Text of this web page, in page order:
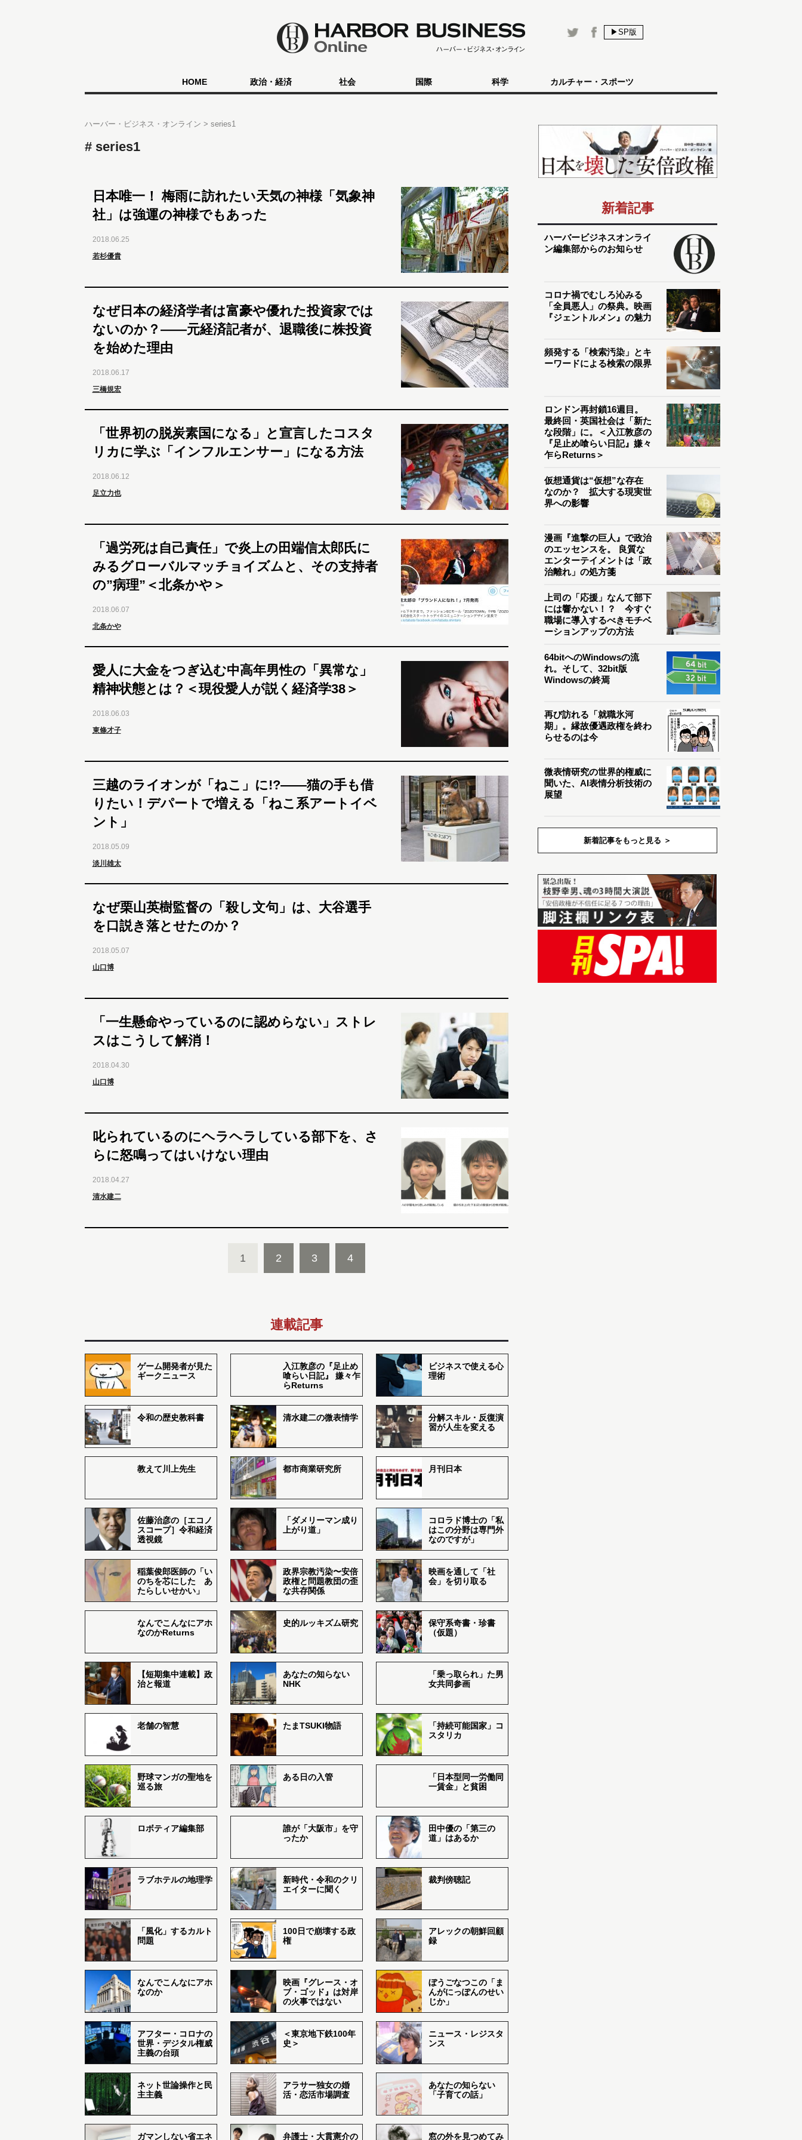
▶SP版
HOME 政治・経済 社会 国際 科学 カルチャー・スポーツ
ハーバー・ビジネス・オンライン series1
series1
日本唯一！ 梅雨に訪れたい天気の神様「気象神
社」は強運の神様でもあった
2018.06.25
若杉優貴
なぜ日本の経済学者は富豪や優れた投資家では
ないのか？――元経済記者が、退職後に株投資
を始めた理由
2018.06.17
三橋規宏
「世界初の脱炭素国になる」と宣言したコスタ
リカに学ぶ「インフルエンサー」になる方法
2018.06.12
足立力也
「過労死は自己責任」で炎上の田端信太郎氏に
みるグローバルマッチョイズムと、その支持者
の”病理”＜北条かや＞
2018.06.07
北条かや
愛人に大金をつぎ込む中高年男性の「異常な」
精神状態とは？＜現役愛人が説く経済学38＞
2018.06.03
東條才子
三越のライオンが「ねこ」に!?――猫の手も借
りたい！デパートで増える「ねこ系アートイベ
ント」
2018.05.09
淡川雄太
なぜ栗山英樹監督の「殺し文句」は、大谷選手
を口説き落とせたのか？
2018.05.07
山口博
「一生懸命やっているのに認めらない」ストレ
スはこうして解消！
2018.04.30
山口博
叱られているのにヘラヘラしている部下を、さ
らに怒鳴ってはいけない理由
2018.04.27
清水建二
1 2 3 4
連載記事
ゲーム開発者が見た
ギークニュース
入江敦彦の『足止め
喰らい日記』 嫌々乍
らReturns
ビジネスで使える心
理術
令和の歴史教科書 清水建二の微表情学
分解スキル・反復演
習が人生を変える
教えて川上先生 都市商業研究所 月刊日本
佐藤治彦の［エコノ
スコープ］令和経済
透視鏡
「ダメリーマン成り
上がり道」
コロラド博士の「私
はこの分野は専門外
なのですが」
稲葉俊郎医師の「い
のちを芯にした あ
たらしいせかい」
政界宗教汚染〜安倍
政権と問題教団の歪
な共存関係
映画を通して「社
会」を切り取る
なんでこんなにアホ
なのかReturns
史的ルッキズム研究
保守系奇書・珍書
（仮題）
【短期集中連載】政
治と報道
あなたの知らない
NHK
「乗っ取られ」た男
女共同参画
老舗の智慧 たまTSUKI物語
「持続可能国家」コ
スタリカ
野球マンガの聖地を
巡る旅
ある日の入管
「日本型同一労働同
一賃金」と貧困
ロボティア編集部
誰が「大阪市」を守
ったか
田中優の「第三の
道」はあるか
ラブホテルの地理学
新時代・令和のクリ
エイターに聞く
裁判傍聴記
「風化」するカルト
問題
100日で崩壊する政
権
アレックの朝鮮回顧
録
なんでこんなにアホ
なのか
映画『グレース・オ
ブ・ゴッド』は対岸
の火事ではない
ぼうごなつこの「ま
んがにっぽんのせい
じか」
アフター・コロナの
世界・デジタル権威
主義の台頭
＜東京地下鉄100年
史＞
ニュース・レジスタ
ンス
ネット世論操作と民
主主義
アラサー独女の婚
活・恋活市場調査
あなたの知らない
「子育ての話」
ガマンしない省エネ 弁護士・大貫憲介の 窓の外を見つめてみ
新着記事
ハーバービジネスオンライ
ン編集部からのお知らせ
コロナ禍でむしろ沁みる
「全員悪人」の祭典。映画
『ジェントルメン』の魅力
頻発する「検索汚染」とキ
ーワードによる検索の限界
ロンドン再封鎖16週目。
最終回・英国社会は「新た
な段階」に。＜入江敦彦の
『足止め喰らい日記』嫌々
乍らReturns＞
仮想通貨は“仮想”な存在
なのか？ 拡大する現実世
界への影響
漫画『進撃の巨人』で政治
のエッセンスを。 良質な
エンターテイメントは「政
治離れ」の処方箋
上司の「応援」なんて部下
には響かない！？ 今すぐ
職場に導入するべきモチベ
ーションアップの方法
64bitへのWindowsの流
れ。そして、32bit版
Windowsの終焉
再び訪れる「就職氷河
期」。縁故優遇政権を終わ
らせるのは今
微表情研究の世界的権威に
聞いた、AI表情分析技術の
展望
新着記事をもっと見る